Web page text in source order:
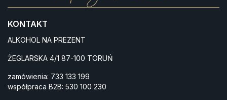
KONTAKT
ALKOHOL NA PREZENT
ŻEGLARSKA 4/1 87-100 TORUŃ
zamówienia: 733 133 199
współpraca B2B: 530 100 230